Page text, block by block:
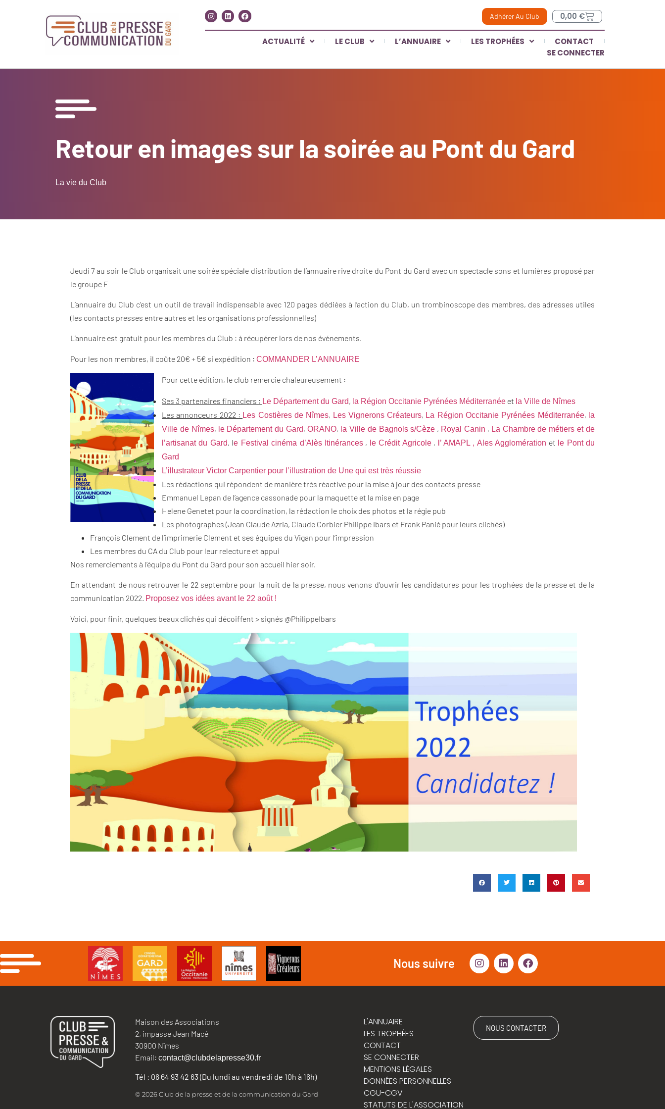
Adhérer Au Club 0,00 €
ACTUALITÉ LE CLUB L’ANNUAIRE LES TROPHÉES
CONTACT
SE CONNECTER
Retour en images sur la soirée au Pont du Gard
La vie du Club
Jeudi 7 au soir le Club organisait une soirée spéciale distribution de l’annuaire rive droite du Pont du Gard avec un spectacle sons et lumières proposé par
le groupe F
L’annuaire du Club c’est un outil de travail indispensable avec 120 pages dédiées à l’action du Club, un trombinoscope des membres, des adresses utiles
(les contacts presses entre autres et les organisations professionnelles)
L’annuaire est gratuit pour les membres du Club : à récupérer lors de nos événements.
Pour les non membres, il coûte 20€ + 5€ si expédition : COMMANDER L’ANNUAIRE
Pour cette édition, le club remercie chaleureusement :
Ses 3 partenaires financiers : Le Département du Gard , la Région Occitanie Pyrénées Méditerranée et la Ville de Nîmes
Les annonceurs 2022 : Les Costières de Nîmes, Les Vignerons Créateurs, La Région Occitanie Pyrénées Méditerranée, la
Ville de Nîmes, le Département du Gard ,ORANO, la Ville de Bagnols s/Cèze , Royal Canin , La Chambre de métiers et de
l’artisanat du Gard , le Festival cinéma d’Alès Itinérances , le Crédit Agricole, l’ AMAPL , Ales Agglomération et le Pont du
Gard
L’illustrateur Victor Carpentier pour l’illustration de Une qui est très réussie
Les rédactions qui répondent de manière très réactive pour la mise à jour des contacts presse
Emmanuel Lepan de l’agence cassonade pour la maquette et la mise en page
Helene Genetet pour la coordination, la rédaction le choix des photos et la régie pub
Les photographes (Jean Claude Azria, Claude Corbier Philippe Ibars et Frank Panié pour leurs clichés)
François Clement de l’imprimerie Clement et ses équipes du Vigan pour l’impression
Les membres du CA du Club pour leur relecture et appui
Nos remerciements à l’équipe du Pont du Gard pour son accueil hier soir.
En attendant de nous retrouver le 22 septembre pour la nuit de la presse, nous venons d’ouvrir les candidatures pour les trophées de la presse et de la
communication 2022. Proposez vos idées avant le 22 août !
Voici, pour finir, quelques beaux clichés qui décoiffent > signés @PhilippeIbars
Nous suivre
Maison des Associations
2, impasse Jean Macé
30900 Nîmes
Email: contact@clubdelapresse30.fr
Tél : 06 64 93 42 63 (Du lundi au vendredi de 10h à 16h)
© 2026 Club de la presse et de la communication du Gard
L'ANNUAIRE
LES TROPHÉES
CONTACT
SE CONNECTER
MENTIONS LÉGALES
DONNÉES PERSONNELLES
CGU-CGV
STATUTS DE L'ASSOCIATION
NOUS CONTACTER